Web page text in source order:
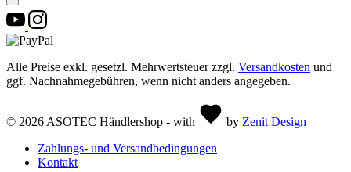
Alle Preise exkl. gesetzl. Mehrwertsteuer zzgl. Versandkosten und
ggf. Nachnahmegebühren, wenn nicht anders angegeben.
© 2026 ASOTEC Händlershop - with by Zenit Design
Zahlungs- und Versandbedingungen
Kontakt